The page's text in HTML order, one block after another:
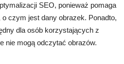
SEO, ponieważ pomaga
czym jest dany obrazek. Ponadto,
dla osób korzystających z
nie mogą odczytać obrazów.